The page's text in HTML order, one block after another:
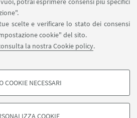
scelte e verificare lo stato dei consensi
cookie" del sito.
la nostra Cookie policy.
- FACOLTATIVI
COOKIE NECESSARI
COOKIE
APP:
MATER STUDIORUM - Università di